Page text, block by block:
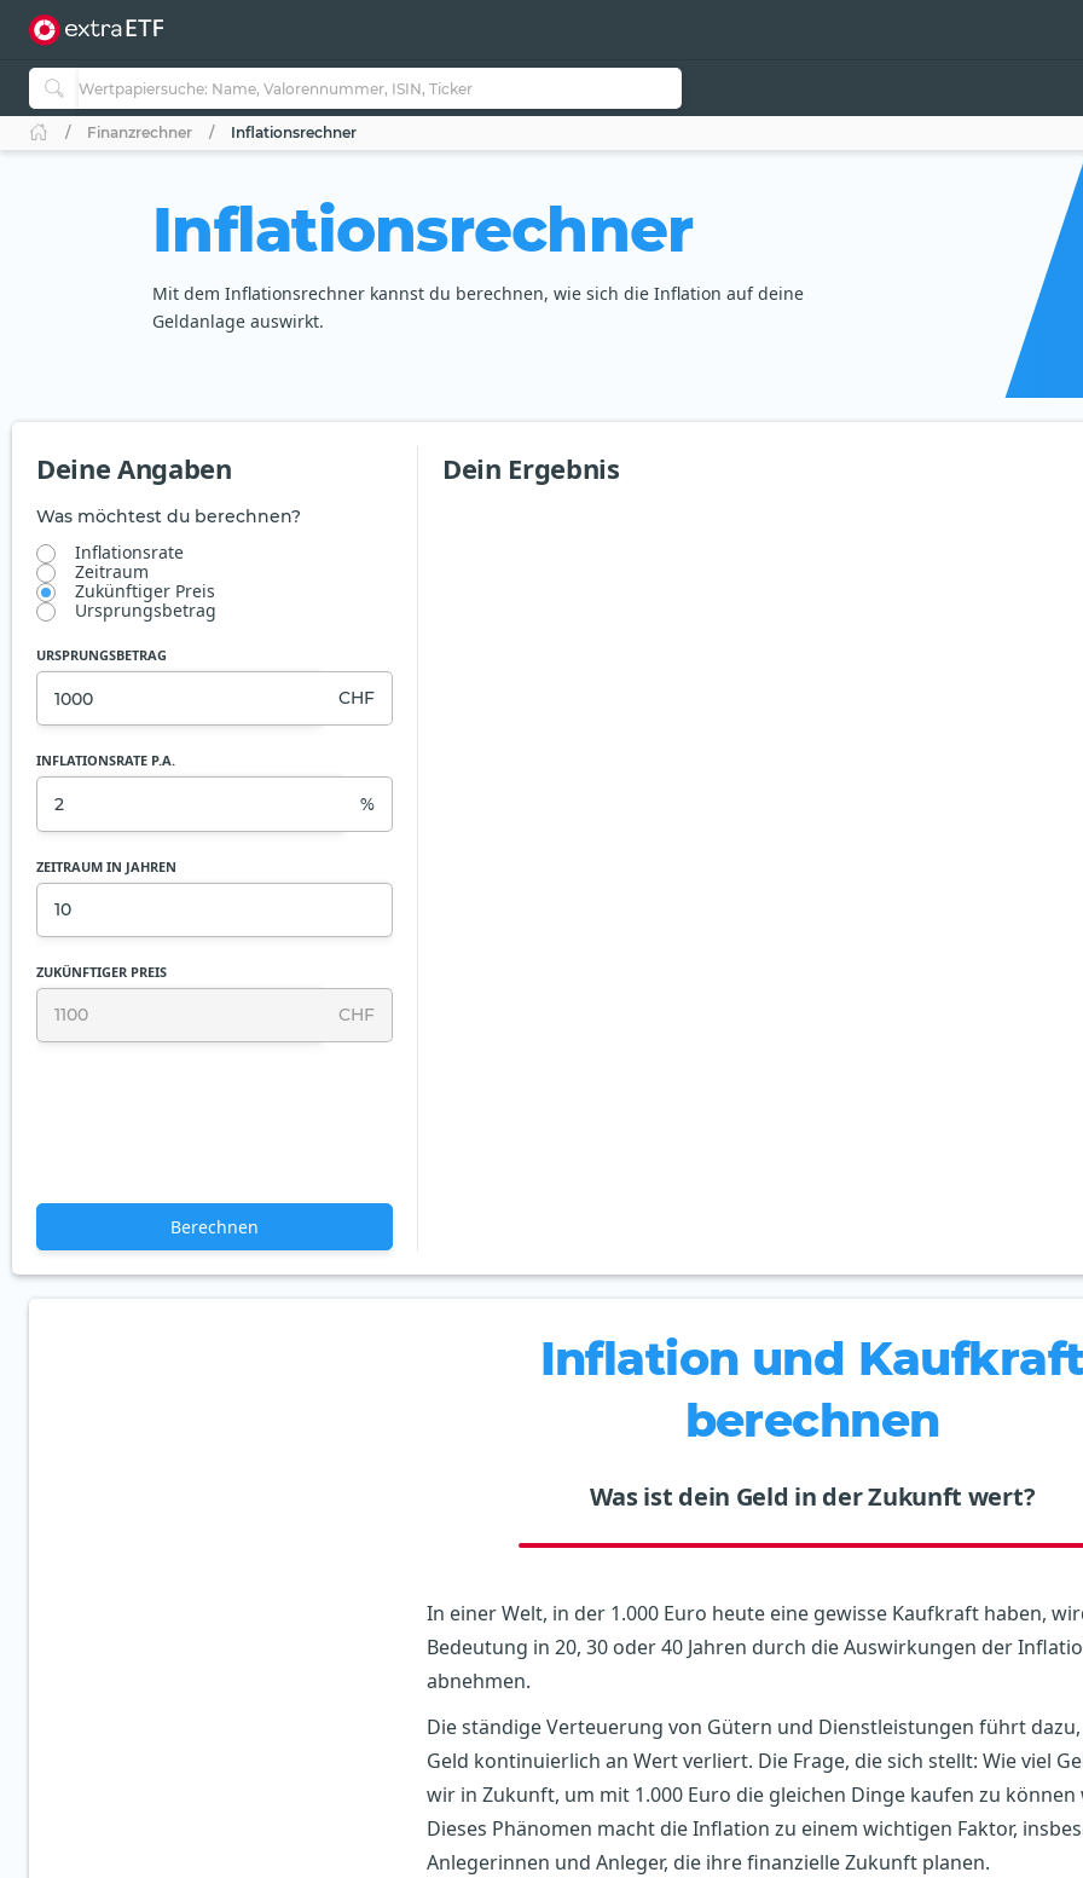
Finanzrechner Inflationsrechner
Inflationsrechner
Mit dem Inflationsrechner kannst du berechnen, wie sich die Inflation auf deine
Geldanlage auswirkt.
Deine Angaben
Was möchtest du berechnen?
Inflationsrate
Zeitraum
Zukünftiger Preis
Ursprungsbetrag
URSPRUNGSBETRAG
CHF
INFLATIONSRATE P.A.
%
ZEITRAUM IN JAHREN
ZUKÜNFTIGER PREIS
CHF
Berechnen
Dein Ergebnis
Inflation und
berechnen
Was ist dein Geld in der Zukunft wert?
In einer Welt, in der 1.000 Euro heute eine gewisse Kaufkraft haben,
Bedeutung in 20, 30 oder 40 Jahren durch die Auswirkungen der
abnehmen.
Die ständige Verteuerung von Gütern und Dienstleistungen führt
Geld kontinuierlich an Wert verliert. Die Frage, die sich stellt: Wie viel
wir in Zukunft, um mit 1.000 Euro die gleichen Dinge kaufen zu können
Dieses Phänomen macht die Inflation zu einem wichtigen Faktor,
Anlegerinnen und Anleger, die ihre finanzielle Zukunft planen.